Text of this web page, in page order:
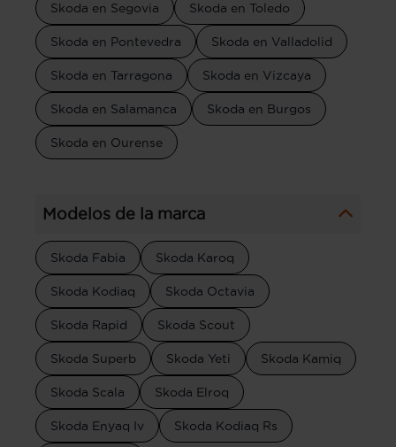
Skoda en Segovia Skoda en Toledo
Skoda en Pontevedra Skoda en Valladolid
Skoda en Tarragona Skoda en Vizcaya
Skoda en Salamanca Skoda en Burgos
Skoda en Ourense
Modelos de la marca
Skoda Fabia Skoda Karoq
Skoda Kodiaq Skoda Octavia
Skoda Rapid Skoda Scout
Skoda Superb Skoda Yeti Skoda Kamiq
Skoda Scala Skoda Elroq
Skoda Enyaq Iv Skoda Kodiaq Rs